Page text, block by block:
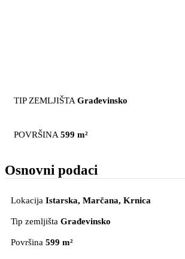
TIP ZEMLJIŠTA Građevinsko
POVRŠINA 599 m²
Osnovni podaci
Lokacija Istarska, Marčana, Krnica
Tip zemljišta Građevinsko
Površina 599 m²